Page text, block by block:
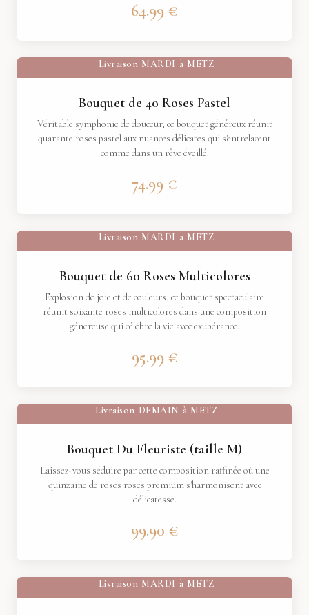
64.99 €
Livraison MARDI à METZ
Bouquet de 40 Roses Pastel
Véritable symphonie de douceur, ce bouquet généreux réunit
quarante roses pastel aux nuances délicates qui s'entrelacent
comme dans un rêve éveillé.
74.99 €
Livraison MARDI à METZ
Bouquet de 60 Roses Multicolores
Explosion de joie et de couleurs, ce bouquet spectaculaire
réunit soixante roses multicolores dans une composition
généreuse qui célèbre la vie avec exubérance.
95.99 €
Livraison DEMAIN à METZ
Bouquet Du Fleuriste (taille M)
Laissez-vous séduire par cette composition raffinée où une
quinzaine de roses roses premium s'harmonisent avec
délicatesse.
99.90 €
Livraison MARDI à METZ